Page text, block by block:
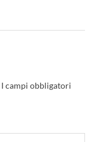
I campi obbligatori